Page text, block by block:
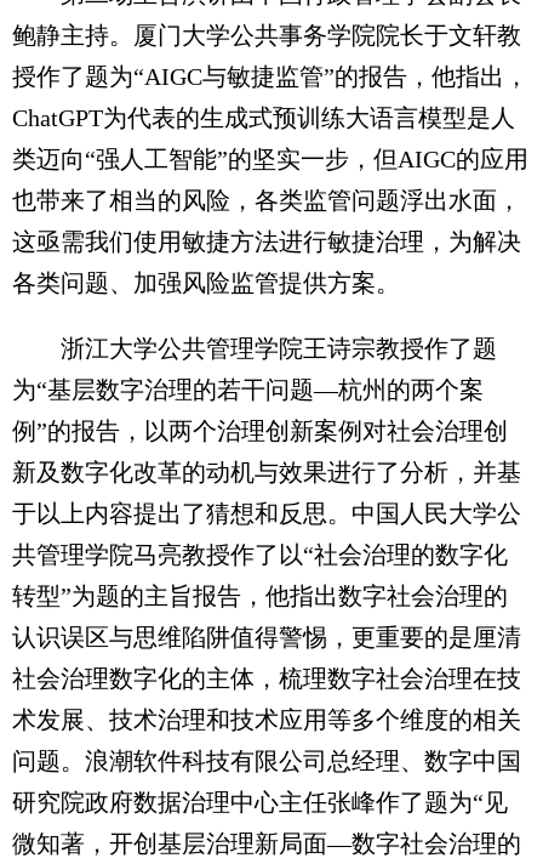
鲍静主持。厦门大学公共事务学院院长于文轩教
授作了题为“AIGC与敏捷监管”的报告，他指出，
ChatGPT为代表的生成式预训练大语言模型是人
类迈向“强人工智能”的坚实一步，但AIGC的应用
也带来了相当的风险，各类监管问题浮出水面，
这亟需我们使用敏捷方法进行敏捷治理，为解决
各类问题、加强风险监管提供方案。
浙江大学公共管理学院王诗宗教授作了题
为“基层数字治理的若干问题—杭州的两个案
例”的报告，以两个治理创新案例对社会治理创
新及数字化改革的动机与效果进行了分析，并基
于以上内容提出了猜想和反思。中国人民大学公
共管理学院马亮教授作了以“社会治理的数字化
转型”为题的主旨报告，他指出数字社会治理的
认识误区与思维陷阱值得警惕，更重要的是厘清
社会治理数字化的主体，梳理数字社会治理在技
术发展、技术治理和技术应用等多个维度的相关
问题。浪潮软件科技有限公司总经理、数字中国
研究院政府数据治理中心主任张峰作了题为“见
微知著，开创基层治理新局面—数字社会治理的